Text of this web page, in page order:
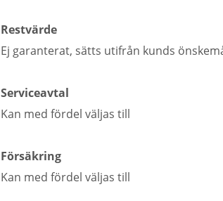
Restvärde
Ej garanterat, sätts utifrån kunds
Serviceavtal
Kan med fördel väljas till
Försäkring
Kan med fördel väljas till